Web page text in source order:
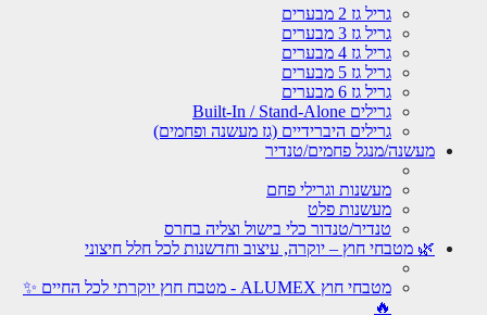
גריל גז 2 מבערים
גריל גז 3 מבערים
גריל גז 4 מבערים
גריל גז 5 מבערים
גריל גז 6 מבערים
גרילים Built-In / Stand-Alone
גרילים היברידיים (גז מעשנה ופחמים)
מעשנה/מנגל פחמים/טנדיר
מעשנות וגרילי פחם
מעשנות פלט
טנדיר/טנדור כלי בישול וצליה בחרס
🌿 מטבחי חוץ – יוקרה, עיצוב וחדשנות לכל חלל חיצוני
מטבחי חוץ ALUMEX - מטבח חוץ יוקרתי לכל החיים ✨